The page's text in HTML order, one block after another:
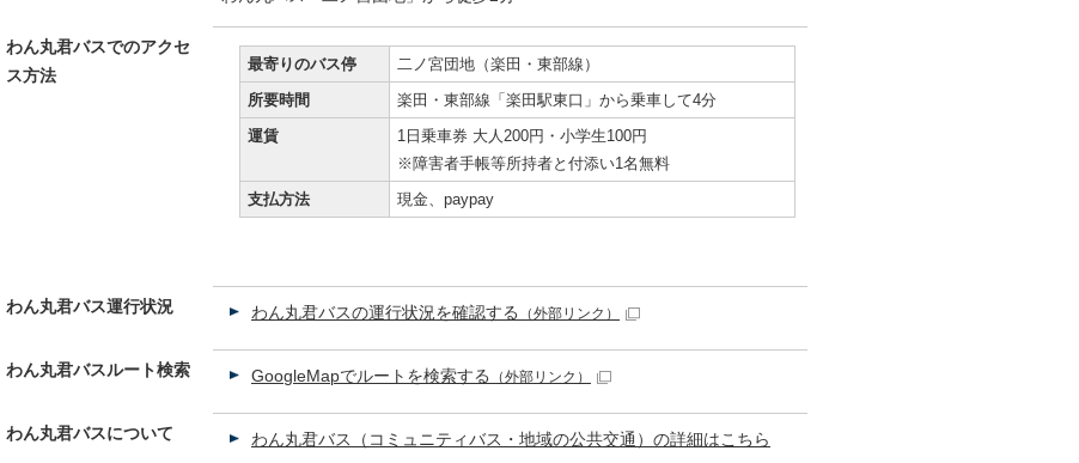
わん丸君バスでのアクセ
ス方法
最寄りのバス停
二ノ宮団地（楽田・東部線）
所要時間
楽田・東部線「楽田駅東口」から乗車して4分
運賃
1日乗車券 大人200円・小学生100円
※障害者手帳等所持者と付添い1名無料
支払方法
現金、paypay
わん丸君バス運行状況 わん丸君バスの運行状況を確認する （外部リンク）
わん丸君バスルート検索 GoogleMapでルートを検索する （外部リンク）
わん丸君バスについて わん丸君バス（コミュニティバス・地域の公共交通）の詳細はこちら